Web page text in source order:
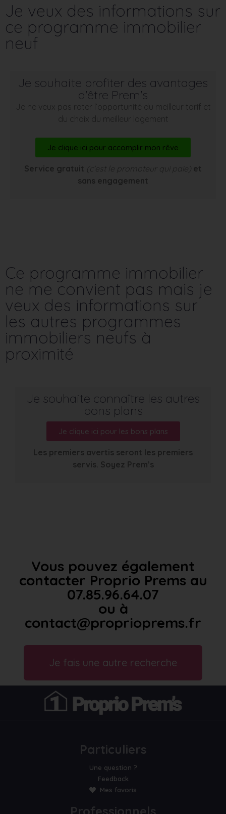
Je veux des informations sur
ce programme immobilier
neuf
Je souhaite profiter des avantages
d'être Prem's
Je ne veux pas rater l’opportunité du meilleur tarif et
du choix du meilleur logement
Je clique ici pour accomplir mon rêve
Service gratuit (c’est le promoteur qui paie) et
sans engagement
Ce programme immobilier
ne me convient pas mais je
veux des informations sur
les autres programmes
immobiliers neufs à
proximité
Je souhaite connaître les autres
bons plans
Je clique ici pour les bons plans
Les premiers avertis seront les premiers
servis. Soyez Prem’s
Vous pouvez également
contacter Proprio Prems au
07.85.96.64.07
ou à
contact@proprioprems.fr
Je fais une autre recherche
Particuliers
Une question ?
Feedback
Mes favoris